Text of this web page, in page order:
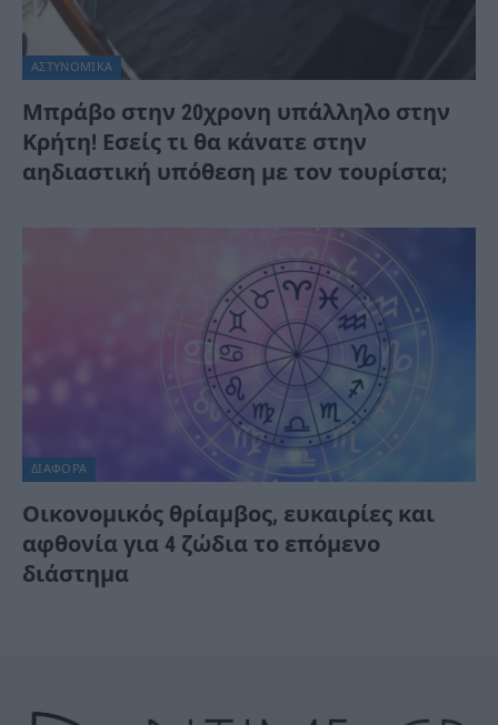
ΑΣΤΥΝΟΜΙΚΑ
Μπράβο στην 20χρονη υπάλληλο στην
Κρήτη! Εσείς τι θα κάνατε στην
αηδιαστική υπόθεση με τον τουρίστα;
ΔΙΆΦΟΡΑ
Οικονομικός θρίαμβος, ευκαιρίες και
αφθονία για 4 ζώδια το επόμενο
διάστημα